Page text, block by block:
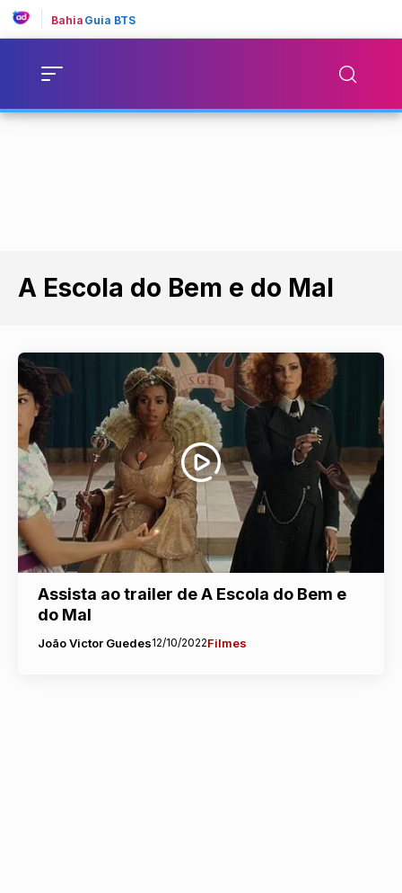
Bahia Guia BTS
A Escola do Bem e do Mal
Assista ao trailer de A Escola do Bem e
do Mal
João Victor Guedes12/10/2022Filmes